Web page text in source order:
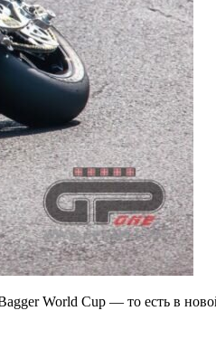
World Cup — то есть в